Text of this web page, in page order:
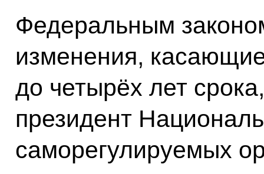
Федеральным
изменения,
до четырёх лет
президент
саморегулируемых